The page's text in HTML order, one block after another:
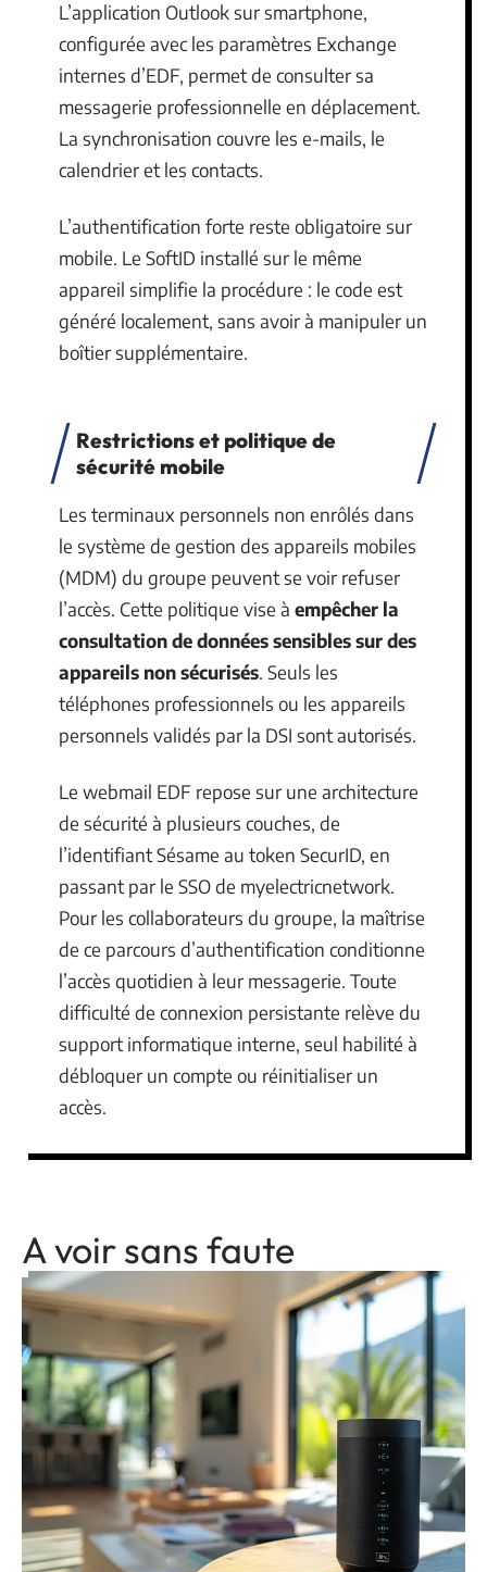
L’application Outlook sur smartphone,
configurée avec les paramètres Exchange
internes d’EDF, permet de consulter sa
messagerie professionnelle en déplacement.
La synchronisation couvre les e-mails, le
calendrier et les contacts.
L’authentification forte reste obligatoire sur
mobile. Le SoftID installé sur le même
appareil simplifie la procédure : le code est
généré localement, sans avoir à manipuler un
boîtier supplémentaire.
Restrictions et politique de
sécurité mobile
Les terminaux personnels non enrôlés dans
le système de gestion des appareils mobiles
(MDM) du groupe peuvent se voir refuser
l’accès. Cette politique vise à empêcher la
consultation de données sensibles sur des
appareils non sécurisés. Seuls les
téléphones professionnels ou les appareils
personnels validés par la DSI sont autorisés.
Le webmail EDF repose sur une architecture
de sécurité à plusieurs couches, de
l’identifiant Sésame au token SecurID, en
passant par le SSO de myelectricnetwork.
Pour les collaborateurs du groupe, la maîtrise
de ce parcours d’authentification conditionne
l’accès quotidien à leur messagerie. Toute
difficulté de connexion persistante relève du
support informatique interne, seul habilité à
débloquer un compte ou réinitialiser un
accès.
A voir sans faute